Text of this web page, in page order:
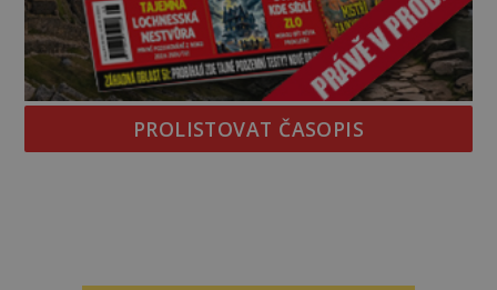
PROLISTOVAT ČASOPIS